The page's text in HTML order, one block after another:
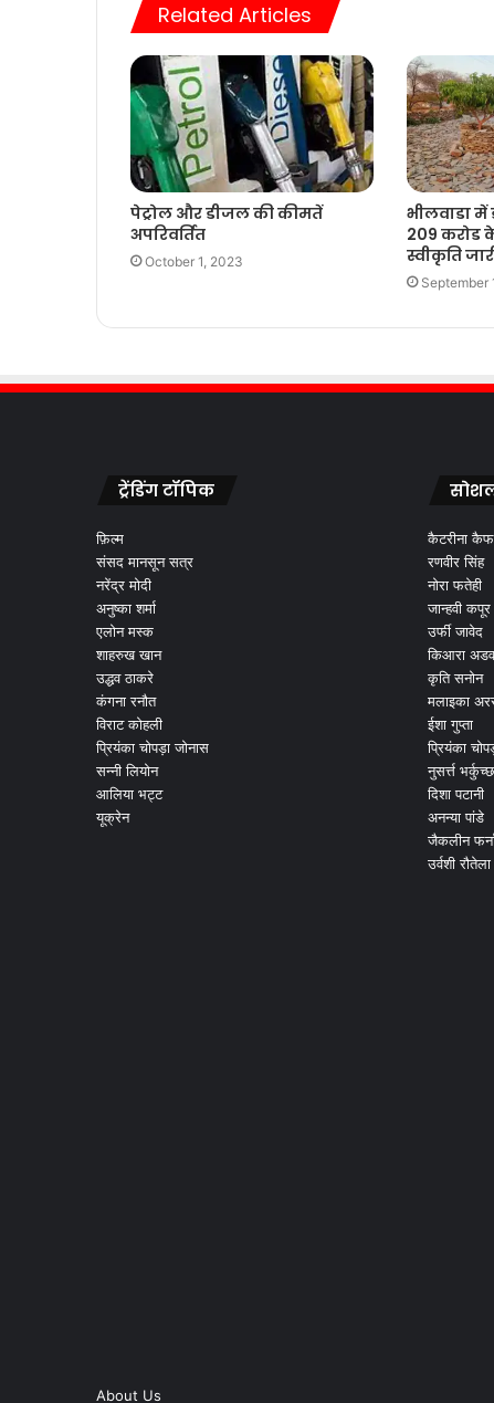
Related Articles
पेट्रोल और डीजल की कीमतें
अपरिवर्तित
October 1, 2023
भीलवाडा
209 करोड
स्वीकृति
September
ट्रेंडिंग टॉपिक
फ़िल्म
संसद मानसून सत्र
नरेंद्र मोदी
अनुष्का शर्मा
एलोन मस्क
शाहरुख खान
उद्धव ठाकरे
कंगना रनौत
विराट कोहली
प्रियंका चोपड़ा जोनास
सन्नी लियोन
आलिया भट्ट
यूक्रेन
कैटरीना कैफ
रणवीर सिंह
नोरा फतेही
जान्हवी कपूर
उर्फी जावेद
किआरा
कृति सनोन
मलाइका
ईशा गुप्ता
प्रियंका
नुसर्त्त भर्कुच्छ
दिशा पटानी
अनन्या पांडे
जैकलीन
उर्वशी रौतेला
About Us